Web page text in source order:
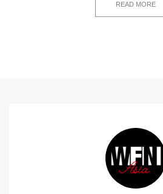
READ MORE